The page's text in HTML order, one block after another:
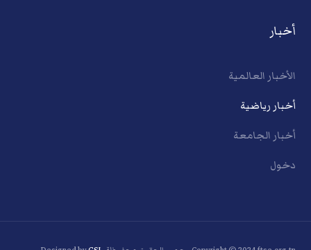
أخبار
الأخبار العالمية
أخبار رياضية
أخبار الجامعة
دخول